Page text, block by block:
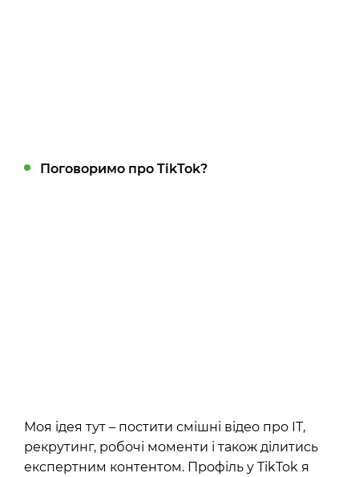
Поговоримо про TikTok?
Моя ідея тут – постити смішні відео про ІТ,
рекрутинг, робочі моменти і також ділитись
експертним контентом. Профіль у TikTok я